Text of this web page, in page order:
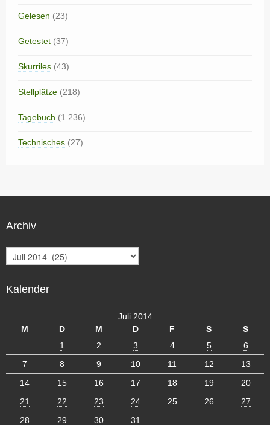
Gelesen (23)
Getestet (37)
Skurriles (43)
Stellplätze (218)
Tagebuch (1.236)
Technisches (27)
Archiv
r
h
Kalender
Juli 2014
M
D M D F S
S
1
2 3 4 5
6
7
8 9 10 11 12
13
14
15 16 17 18 19
20
21
22 23 24 25 26
27
28
29 30 31